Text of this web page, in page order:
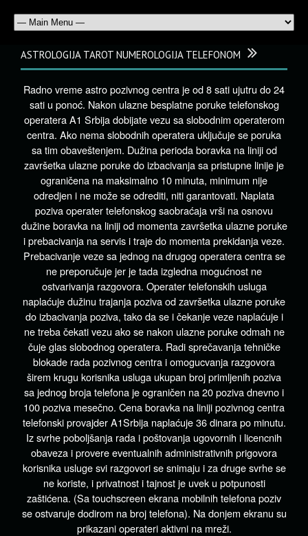
ASTROLOGIJA TAROT NUMEROLOGIJA TELEFONOM
Radno vreme astro pozivnog centra je od 8 sati ujutru do 24
sati u ponoć. Nakon ulazne besplatne poruke telefonskog
operatera A1 Srbija dobijate vezu sa slobodnim operaterom
centra. Ako nema slobodnih operatera uključuje se poruka
sa tim obaveštenjem. Dužina perioda boravka na liniji od
završetka ulazne poruke do izbacivanja sa pristupne linije je
ograničena na maksimalno 10 minuta, minimum nije
odredjen i ne može se odrediti, niti garantovati. Naplata
poziva operater telefonskog saobraćaja vrši na osnovu
dužine boravka na liniji od momenta završetka ulazne poruke
i prebacivanja na servis i traje do momenta prekidanja veze.
Prebacivanje veze sa jednog na drugog operatera centra se
ne preporučuje jer je tada izgledna mogućnost ne
ostvarivanja razgovora. Operater telefonskih usluga
naplaćuje dužinu trajanja poziva od završetka ulazne poruke
do izbacivanja poziva, tako da se i čekanje veze naplaćuje i
ne treba čekati vezu ako se nakon ulazne poruke odmah ne
čuje glas slobodnog operatera. Radi sprečavanja tehničke
blokade rada pozivnog centra i omogucvanja razgovora
širem krugu korisnika usluga ukupan broj primljenih poziva
sa jednog broja telefona je ograničen na 20 poziva dnevno i
100 poziva mesečno. Cena boravka na liniji pozivnog centra
telefonski provajder A1Srbija naplaćuje 36 dinara po minutu.
Iz svrhe poboljšanja rada i poštovanja ugovornih i licencnih
obaveza i provere eventualnih administrativnih prigovora
korisnika usluge svi razgovori se snimaju i za druge svrhe se
ne koriste, i privatnost i tajnost je uvek u potpunosti
zaštićena. (Sa touchscreen ekrana mobilnih telefona poziv
se ostvaruje dodirom na broj telefona). Na donjem ekranu su
prikazani operateri aktivni na mreži.